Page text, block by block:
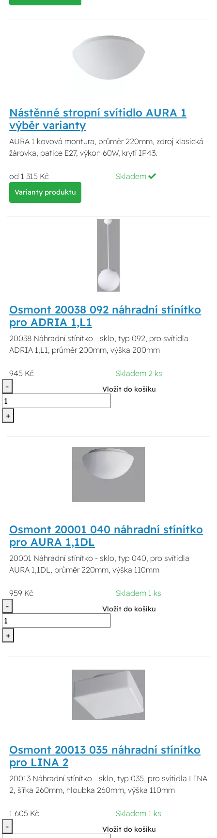
Nástěnné stropní svítidlo AURA 1
výběr varianty
AURA 1 kovová montura, průměr 220mm, zdroj klasická
žárovka, patice E27, výkon 60W, krytí IP43.
od 1 315 Kč Skladem
Varianty produktu
Osmont 20038 092 náhradní stínítko
pro ADRIA 1,L1
20038 Náhradní stínítko - sklo, typ 092, pro svítidla
ADRIA 1,L1, průměr 200mm, výška 200mm
945 Kč
Skladem 2 ks
-
+
Vložit do košíku
Osmont 20001 040 náhradní stínítko
pro AURA 1,1DL
20001 Náhradní stínítko - sklo, typ 040, pro svítidla
AURA 1,1DL, průměr 220mm, výška 110mm
959 Kč
Skladem 1 ks
-
+
Vložit do košíku
Osmont 20013 035 náhradní stínítko
pro LINA 2
20013 Náhradní stínítko - sklo, typ 035, pro svítidla LINA
2, šířka 260mm, hloubka 260mm, výška 110mm
1 605 Kč
Skladem 1 ks
-
Vložit do košíku